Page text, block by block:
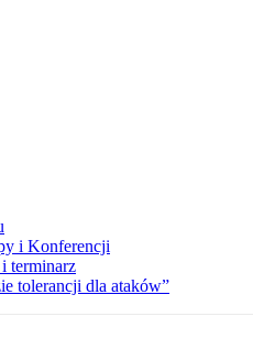
i Konferencji
terminarz
tolerancji dla ataków”